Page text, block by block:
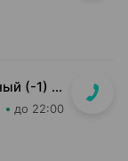
ул. П. Глебки, д. 5 (ТЦ СКАЛА, цокольный (-1) этаж)
до 22:00